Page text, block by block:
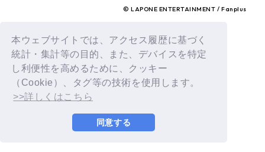
本ウェブサイトでは、アクセス履歴に基づく
統計・集計等の目的、また、デバイスを特定
し利便性を高めるために、クッキー
（Cookie）、タグ等の技術を使用します。
>>詳しくはこちら
同意する
© LAPONE ENTERTAINMENT / Fanplus